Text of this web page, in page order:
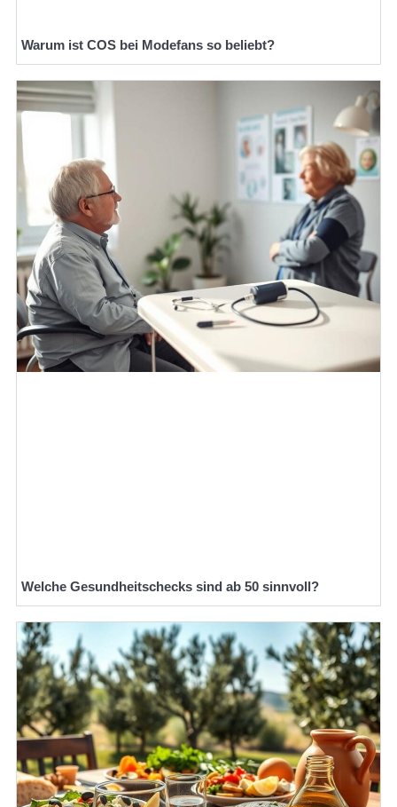
Warum ist COS bei Modefans so beliebt?
Welche Gesundheitschecks sind ab 50 sinnvoll?